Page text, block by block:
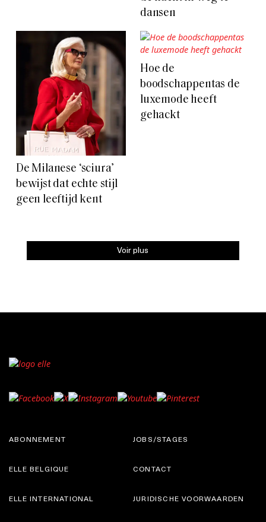
dansen
De Milanese ‘sciura’
bewijst dat echte stijl
geen leeftijd kent
Hoe de
boodschappentas de
luxemode heeft
gehackt
Voir plus
ABONNEMENT
ELLE BELGIQUE
JOBS/STAGES
CONTACT
ELLE INTERNATIONAL JURIDISCHE VOORWAARDEN